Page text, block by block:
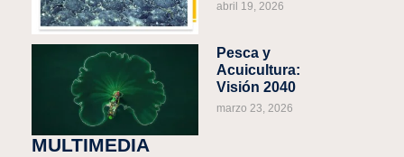
abril 19, 2026
Pesca y
Acuicultura:
Visión 2040
marzo 23, 2026
MULTIMEDIA